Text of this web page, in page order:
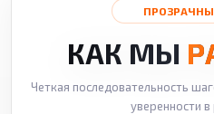
КАК МЫ
Четкая последовательность
уверенности в